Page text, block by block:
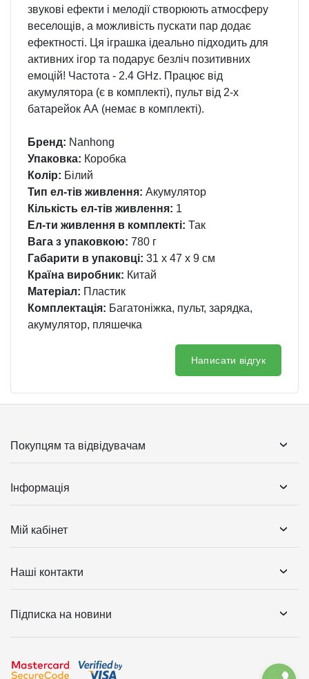
звукові ефекти і мелодії створюють атмосферу
веселощів, а можливість пускати пар додає
ефектності. Ця іграшка ідеально підходить для
активних ігор та подарує безліч позитивних
емоцій! Частота - 2.4 GHz. Працює від
акумулятора (є в комплекті), пульт від 2-х
батарейок АА (немає в комплекті).
Бренд: Nanhong
Упаковка: Коробка
Колір: Білий
Тип ел-тів живлення: Акумулятор
Кількість ел-тів живлення: 1
Ел-ти живлення в комплекті: Так
Вага з упаковкою: 780 г
Габарити в упаковці: 31 x 47 x 9 см
Країна виробник: Китай
Матеріал: Пластик
Комплектація: Багатоніжка, пульт, зарядка,
акумулятор, пляшечка
Написати відгук
Покупцям та відвідувачам
Інформація
Мій кабінет
Наші контакти
Підписка на новини